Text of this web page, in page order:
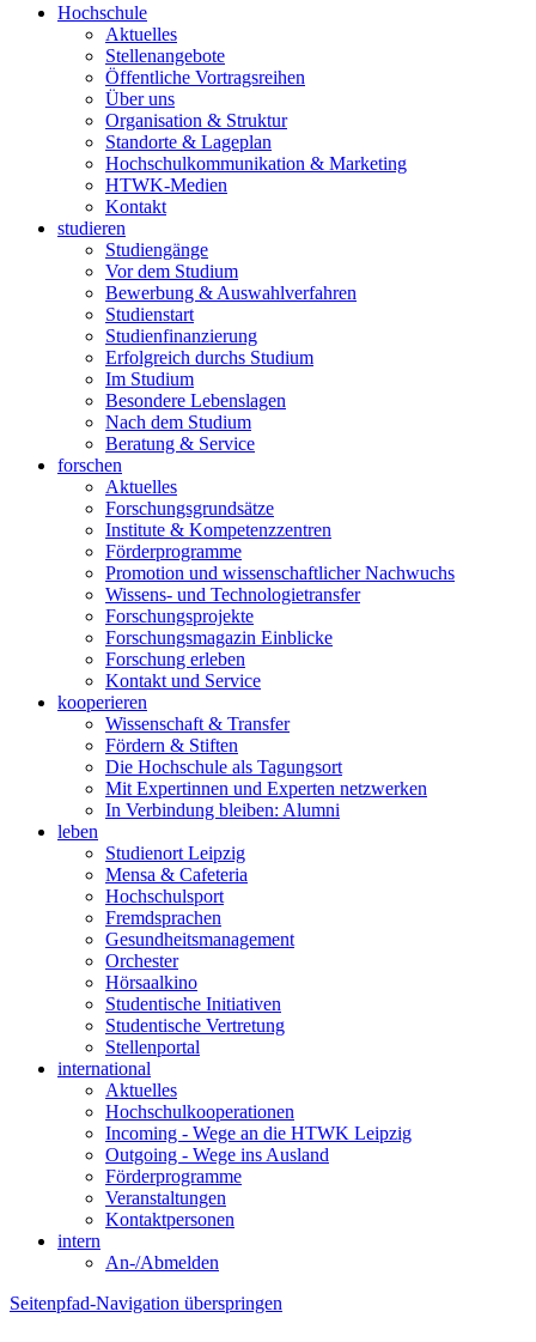
Hochschule
Aktuelles
Stellenangebote
Öffentliche Vortragsreihen
Über uns
Organisation & Struktur
Standorte & Lageplan
Hochschulkommunikation & Marketing
HTWK-Medien
Kontakt
studieren
Studiengänge
Vor dem Studium
Bewerbung & Auswahlverfahren
Studienstart
Studienfinanzierung
Erfolgreich durchs Studium
Im Studium
Besondere Lebenslagen
Nach dem Studium
Beratung & Service
forschen
Aktuelles
Forschungsgrundsätze
Institute & Kompetenzzentren
Förderprogramme
Promotion und wissenschaftlicher Nachwuchs
Wissens- und Technologietransfer
Forschungsprojekte
Forschungsmagazin Einblicke
Forschung erleben
Kontakt und Service
kooperieren
Wissenschaft & Transfer
Fördern & Stiften
Die Hochschule als Tagungsort
Mit Expertinnen und Experten netzwerken
In Verbindung bleiben: Alumni
leben
Studienort Leipzig
Mensa & Cafeteria
Hochschulsport
Fremdsprachen
Gesundheitsmanagement
Orchester
Hörsaalkino
Studentische Initiativen
Studentische Vertretung
Stellenportal
international
Aktuelles
Hochschulkooperationen
Incoming - Wege an die HTWK Leipzig
Outgoing - Wege ins Ausland
Förderprogramme
Veranstaltungen
Kontaktpersonen
intern
An-/Abmelden
Seitenpfad-Navigation überspringen